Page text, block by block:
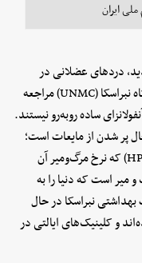
ایران
دردهای عضلانی در
ناحیه کمر و ران، و تب و لرز به مرکز پزشکی دانشگاه نبراسکا (UNMC) مراجعه
ساده روبه‌رو نیستند.
پر شدن از مایعات است؛
نشانه‌ای کلاسیک از سندرم ریوی هانتا ویروس (HPS) که نرخ مرگ‌ومیر آن
و میر است که دنیا را به
نبراسکا در حال
و کلینیک‌های ایالتی در